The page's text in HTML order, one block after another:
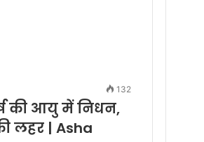
132
की आयु में निधन,
लहर | Asha